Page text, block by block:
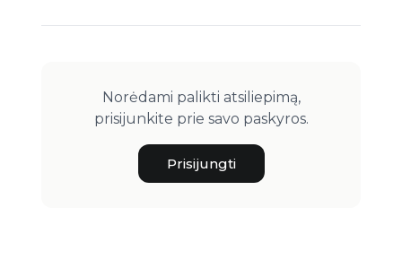
Norėdami palikti atsiliepimą,
prisijunkite prie savo paskyros.
Prisijungti